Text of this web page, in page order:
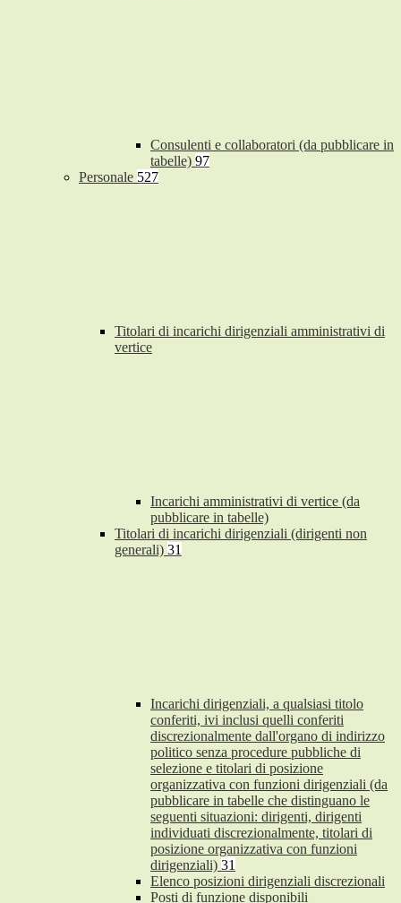
Consulenti e collaboratori (da pubblicare in
tabelle) 97
Personale 527
Titolari di incarichi dirigenziali amministrativi di
vertice
Incarichi amministrativi di vertice (da
pubblicare in tabelle)
Titolari di incarichi dirigenziali (dirigenti non
generali) 31
Incarichi dirigenziali, a qualsiasi titolo
conferiti, ivi inclusi quelli conferiti
discrezionalmente dall'organo di indirizzo
politico senza procedure pubbliche di
selezione e titolari di posizione
organizzativa con funzioni dirigenziali (da
pubblicare in tabelle che distinguano le
seguenti situazioni: dirigenti, dirigenti
individuati discrezionalmente, titolari di
posizione organizzativa con funzioni
dirigenziali) 31
Elenco posizioni dirigenziali discrezionali
Posti di funzione disponibili